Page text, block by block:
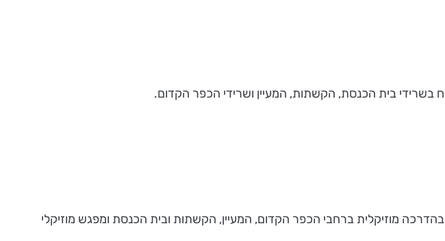
בשרידי בית הכנסת, הקשתות, המעיין ושרידי הכפר הקדום.
מוזיקלית ברחבי הכפר הקדום, המעיין, הקשתות ובית הכנסת ומפגש מוזיקלי